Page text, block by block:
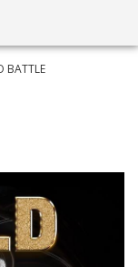
BATTLE